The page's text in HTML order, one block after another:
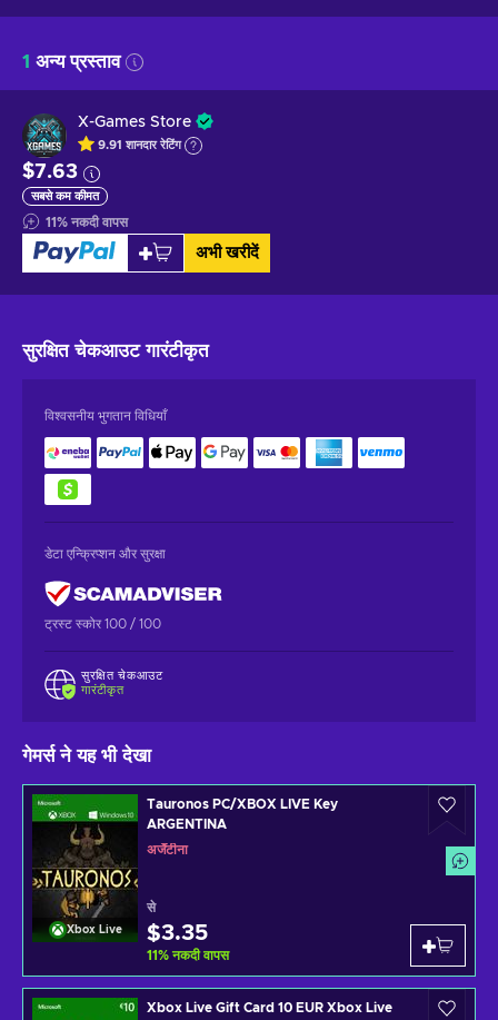
1 अन्य प्रस्ताव
X-Games Store
9.91 शानदाररेटिंग
$7.63
सबसे कम कीमत
11% नकदी वापस
अभी खरीदें
सुरक्षित चेकआउटगारंटीकृत
विश्वसनीय भुगतान विधियाँ
डेटा एन्क्रिप्शन और सुरक्षा
ट्रस्ट स्कोर 100 / 100
सुरक्षित चेकआउट
गारंटीकृत
गेमर्स ने यह भी देखा
Xbox Live
Tauronos PC/XBOX LIVE Key
ARGENTINA
अर्जेंटीना
से
$3.35
11% नकदी वापस
Xbox Live Gift Card 10 EUR Xbox Live